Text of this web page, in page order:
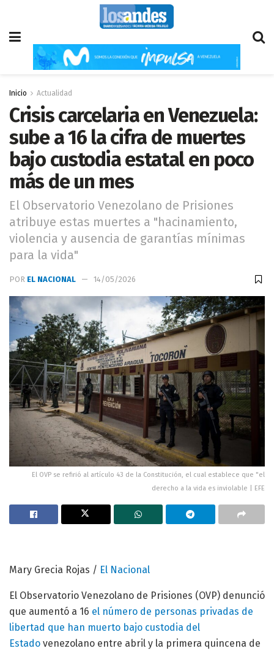
Inicio Actualidad
Crisis carcelaria en Venezuela:
sube a 16 la cifra de muertes
bajo custodia estatal en poco
más de un mes
El Observatorio Venezolano de Prisiones
atribuye estas muertes a "hacinamiento,
violencia y ausencia de garantías mínimas
para la vida"
POR EL NACIONAL 14/05/2026
El OVP se refirió al artículo 43 de la Constitución, el cual establece que "el
derecho a la vida es inviolable | EFE
Mary Grecia Rojas / El Nacional
El Observatorio Venezolano de Prisiones (OVP) denunció
que aumentó a 16 el número de personas privadas de
libertad que han muerto bajo custodia del
Estado venezolano entre abril y la primera quincena de